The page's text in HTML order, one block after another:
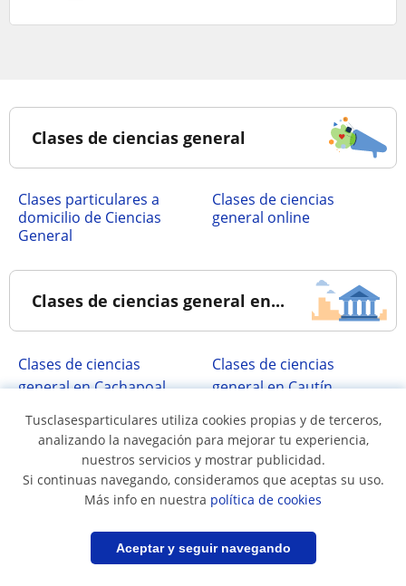
Guardar búsqueda
Clases de ciencias general
clases particulares a
domicilio de Ciencias
General
Clases de ciencias
general online
Clases de ciencias general en...
Clases de ciencias
general en Cachapoal
Clases de ciencias
general en Cautín
Clases de ciencias
general en Concepción
Clases de ciencias
general en Cordillera
Clases de ciencias
general en Iquique
Clases de ciencias
general en Llanquihue
general en Santiago
general en Talagante
Tusclasesparticulares utiliza cookies propias y de terceros,
analizando la navegación para mejorar tu experiencia,
nuestros servicios y mostrar publicidad.
Si continuas navegando, consideramos que aceptas su uso.
Más info en nuestra política de cookies
Aceptar y seguir navegando